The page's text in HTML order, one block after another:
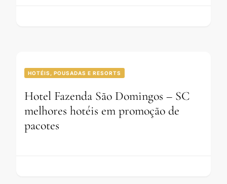
HOTÉIS, POUSADAS E RESORTS
Hotel Fazenda São Domingos – SC
melhores hotéis em promoção de
pacotes